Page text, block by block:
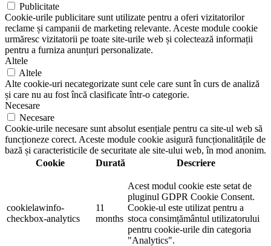
Publicitate
Cookie-urile publicitare sunt utilizate pentru a oferi vizitatorilor
reclame și campanii de marketing relevante. Aceste module cookie
urmăresc vizitatorii pe toate site-urile web și colectează informații
pentru a furniza anunțuri personalizate.
Altele
Altele
Alte cookie-uri necategorizate sunt cele care sunt în curs de analiză
și care nu au fost încă clasificate într-o categorie.
Necesare
Necesare
Cookie-urile necesare sunt absolut esențiale pentru ca site-ul web să
funcționeze corect. Aceste module cookie asigură funcționalitățile de
bază și caracteristicile de securitate ale site-ului web, în mod anonim.
Cookie
Durată Descriere
cookielawinfo-
checkbox-analytics
11
months
Acest modul cookie este setat de
pluginul GDPR Cookie Consent.
Cookie-ul este utilizat pentru a
stoca consimțământul utilizatorului
pentru cookie-urile din categoria
"Analytics".